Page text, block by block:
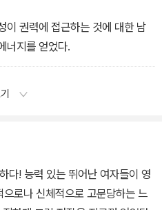
안하고 고립된 주부들이 여성의
광고주들은 주요 고객을 잃을 위
소비하게 만들 새로운 이데올로기
꿔 말하면, 일하는 여성이 야심 찬
능은 몸을 위해 더 많은 것을 사는
? 아무래도 어딘가에서 누군가가
이 권력에 접근하는 것에 대한 남
너지를 얻었다.
다! 능력 있는 뛰어난 여자들이 영
로나 신체적으로 고문당하는 느